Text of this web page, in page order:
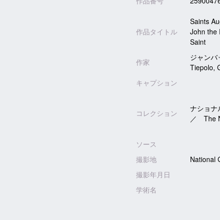
作品タイトル
Saints
John the
Saint
作家
ジャン
Tiepolo,
キャプション
コレクション
ナショ
／ The
ソース
撮影地
National
撮影年月日
学術名